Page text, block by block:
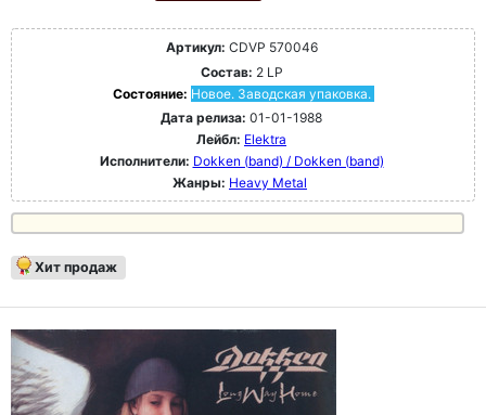
Артикул: CDVP 570046
Состав: 2 LP
Состояние: Новое. Заводская упаковка.
Дата релиза: 01-01-1988
Лейбл: Elektra
Исполнители: Dokken (band) / Dokken (band)
Жанры: Heavy Metal
Хит продаж